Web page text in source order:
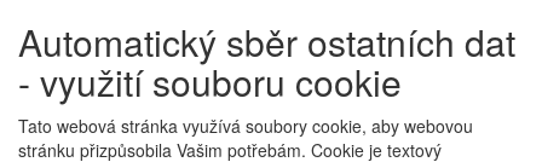
Automatický sběr ostatních dat
- využití souboru cookie
Tato webová stránka využívá soubory cookie, aby webovou
stránku přizpůsobila Vašim potřebám. Cookie je textový